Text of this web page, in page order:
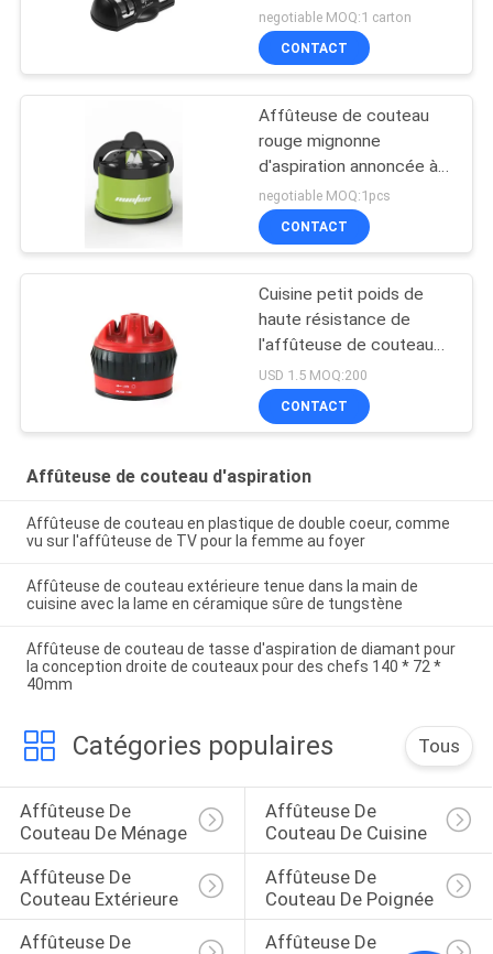
protection d'aspiration
pour des outils de cuisine
negotiable MOQ:1 carton
CONTACT
Affûteuse de couteau
rouge mignonne
d'aspiration annoncée à
la TV pour des couteaux
de cuisine réglés
negotiable MOQ:1pcs
CONTACT
Cuisine petit poids de
haute résistance de
l'affûteuse de couteau
52,6 G
USD 1.5 MOQ:200
CONTACT
Affûteuse de couteau d'aspiration
Affûteuse de couteau en plastique de double coeur, comme
vu sur l'affûteuse de TV pour la femme au foyer
Affûteuse de couteau extérieure tenue dans la main de
cuisine avec la lame en céramique sûre de tungstène
Affûteuse de couteau de tasse d'aspiration de diamant pour
la conception droite de couteaux pour des chefs 140 * 72 *
40mm
Catégories populaires Tous
Affûteuse De
Couteau De Ménage
Affûteuse De
Couteau De Cuisine
Affûteuse De
Couteau Extérieure
Affûteuse De
Couteau De Poignée
Affûteuse De
Affûteuse De